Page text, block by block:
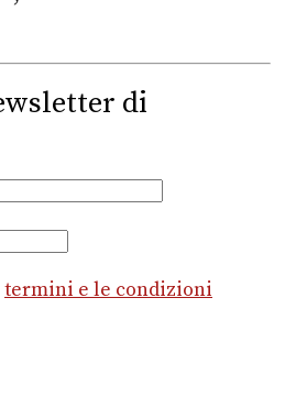
di
termini e le condizioni